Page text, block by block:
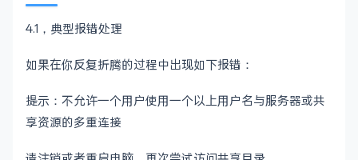
4.1，典型报错处理
如果在你反复折腾的过程中出现如下报错：
提示：不允许一个用户使用一个以上用户名与服务器或共
享资源的多重连接